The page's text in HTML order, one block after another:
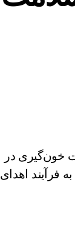
۱۴۰۴ برای ارائه خدمات خون‌گیری در
فرآیند اهدای